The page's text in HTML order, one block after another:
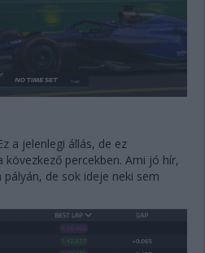
a jelenlegi állás, de ez
percekben. Ami jó hír,
de sok ideje neki sem